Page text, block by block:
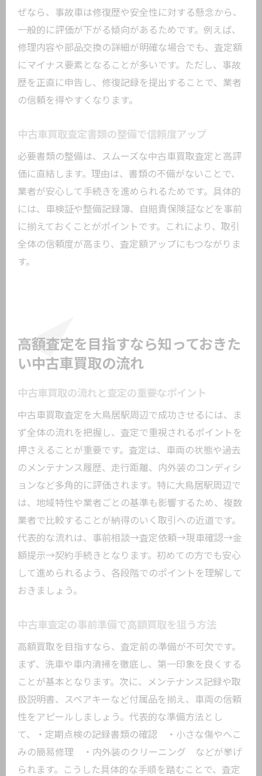
ぜなら、事故車は修復歴や安全性に対する懸念から、
一般的に評価が下がる傾向があるためです。例えば、
修理内容や部品交換の詳細が明確な場合でも、査定額
にマイナス要素となることが多いです。ただし、事故
歴を正直に申告し、修復記録を提出することで、業者
の信頼を得やすくなります。
中古車買取査定書類の整備で信頼度アップ
必要書類の整備は、スムーズな中古車買取査定と高評
価に直結します。理由は、書類の不備がないことで、
業者が安心して手続きを進められるためです。具体的
には、車検証や整備記録簿、自賠責保険証などを事前
に揃えておくことがポイントです。これにより、取引
全体の信頼度が高まり、査定額アップにもつながりま
す。
高額査定を目指すなら知っておきた
い中古車買取の流れ
中古車買取の流れと査定の重要なポイント
中古車買取査定を大鳥居駅周辺で成功させるには、ま
ず全体の流れを把握し、査定で重視されるポイントを
押さえることが重要です。査定は、車両の状態や過去
のメンテナンス履歴、走行距離、内外装のコンディシ
ョンなど多角的に評価されます。特に大鳥居駅周辺で
は、地域特性や業者ごとの基準も影響するため、複数
業者で比較することが納得のいく取引への近道です。
代表的な流れは、事前相談→査定依頼→現車確認→金
額提示→契約手続きとなります。初めての方でも安心
して進められるよう、各段階でのポイントを理解して
おきましょう。
中古車査定の事前準備で高額買取を狙う方法
高額買取を目指すなら、査定前の準備が不可欠です。
まず、洗車や車内清掃を徹底し、第一印象を良くする
ことが基本となります。次に、メンテナンス記録や取
扱説明書、スペアキーなど付属品を揃え、車両の信頼
性をアピールしましょう。代表的な準備方法とし
て、・定期点検の記録書類の確認 ・小さな傷やへこ
みの簡易修理 ・内外装のクリーニング などが挙げ
られます。こうした具体的な手順を踏むことで、査定